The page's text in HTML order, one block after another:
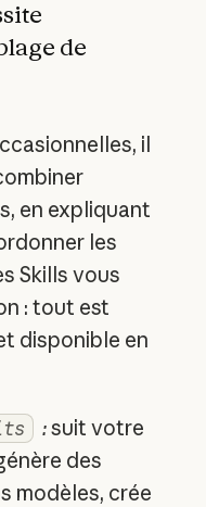
de
il
en expliquant
les
Skills vous
: tout est
disponible en
:suit votre
des
modèles, crée